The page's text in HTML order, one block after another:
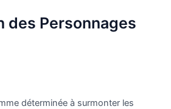
des Personnages
déterminée à surmonter les